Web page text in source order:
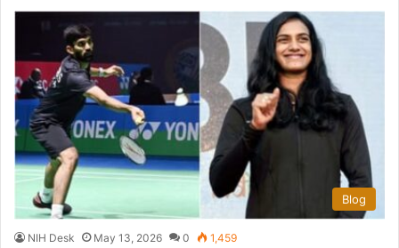
Blog
NIH Desk May 13, 2026 0 1,459